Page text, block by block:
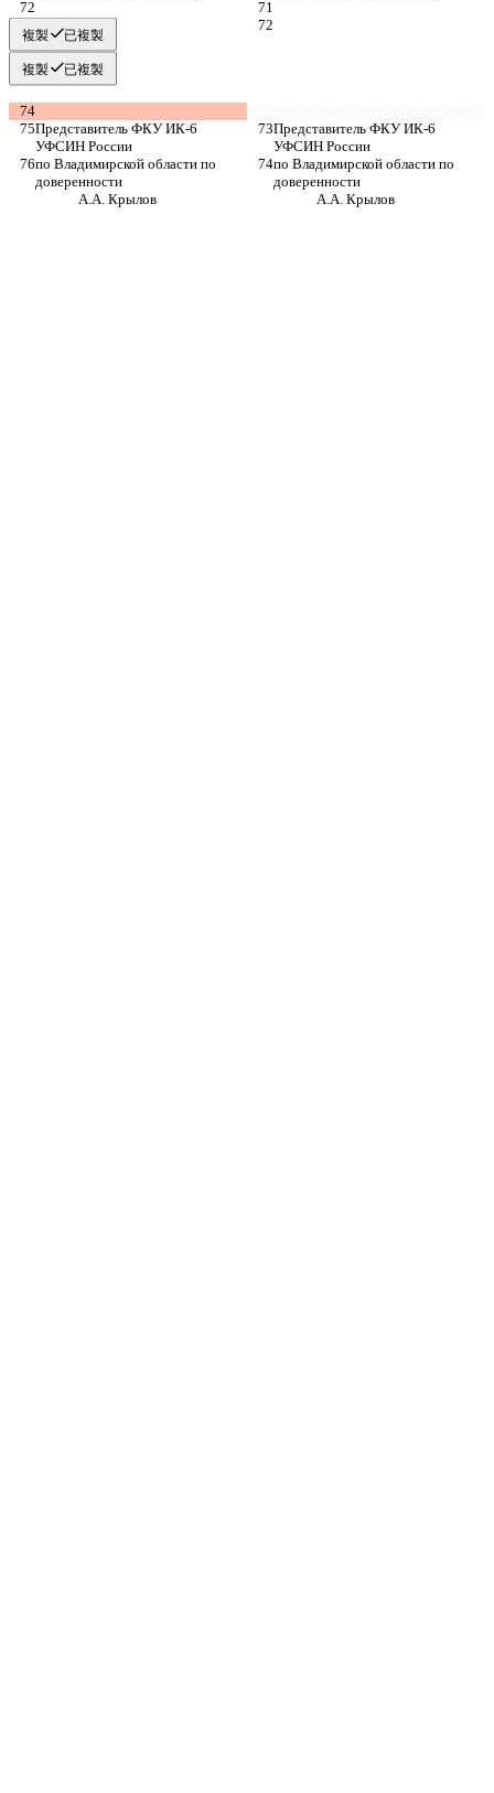
複製 已複製
複製 已複製
Представитель ФКУ ИК-6
УФСИН России
Представитель ФКУ ИК-6
УФСИН России
по Владимирской области по
доверенности
             А.А. Крылов
по Владимирской области по
доверенности
             А.А. Крылов